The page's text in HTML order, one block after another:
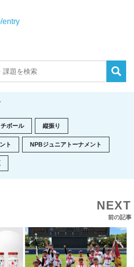
entry
ボール 縦振り
ト NPBジュニアトーナメント
NEXT
前の記事